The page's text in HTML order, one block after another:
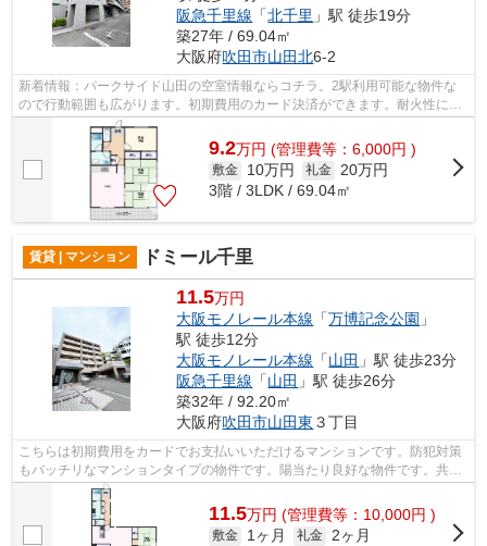
阪急千里線 「北千里 」駅 徒歩19分
築27年 / 69.04㎡
大阪府吹田市山田北6-2
新着情報：パークサイド山田の空室情報ならコチラ。2駅利用可能な物件な
ので行動範囲も広がります。初期費用のカード決済ができます。耐火性に優
れているRC構造を物件選びで注目してみ...
9.2万円 (管理費等：6,000円 )
敷金 10万円 礼金 20万円
3階 / 3LDK / 69.04㎡
賃貸 | マンション ドミール千里
11.5万円
大阪モノレール本線 「万博記念公園 」
駅 徒歩12分
大阪モノレール本線 「山田 」駅 徒歩23分
阪急千里線 「山田 」駅 徒歩26分
築32年 / 92.20㎡
大阪府吹田市山田東 ３丁目
こちらは初期費用をカードでお支払いいただけるマンションです。防犯対策
もバッチリなマンションタイプの物件です。陽当たり良好な物件です。共用
部にはエレベータ・敷地内ごみ置き場...
11.5万円 (管理費等：10,000円 )
敷金 1ヶ月 礼金 2ヶ月